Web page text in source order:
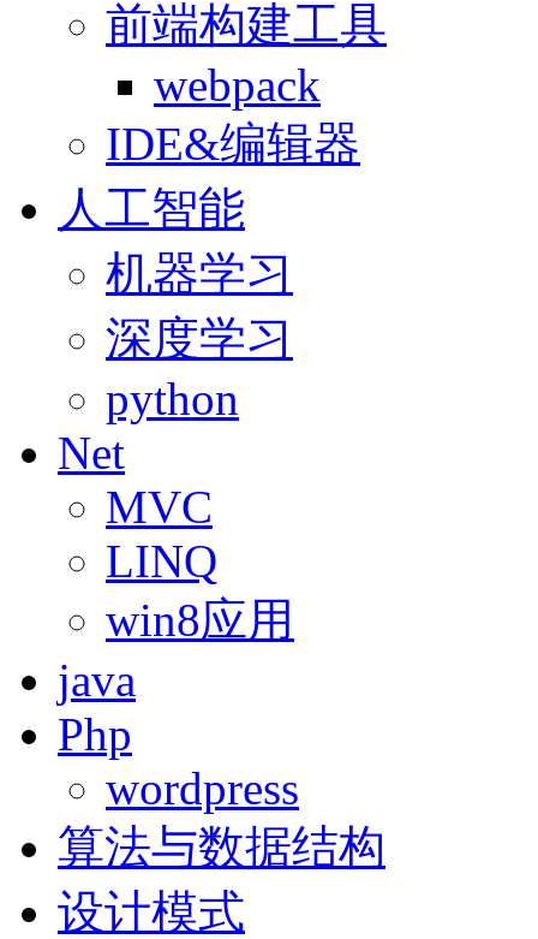
前端构建工具
webpack
IDE&编辑器
人工智能
机器学习
深度学习
python
Net
MVC
LINQ
win8应用
java
Php
wordpress
算法与数据结构
设计模式